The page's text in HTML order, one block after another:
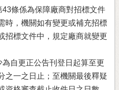
條係為保障廠商對招標文件
時，機關如有變更或補充招標
招標文件中，規定廠商就變更
自更正公告刊登日起算至更
之一之日止；至機關最後釋疑